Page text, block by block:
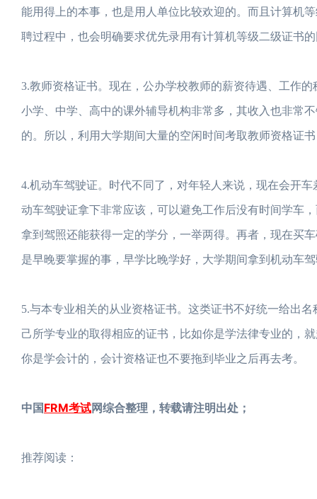
能用得上的本事，也是用人单位比较欢迎的。而且计算机
聘过程中，也会明确要求优先录用有计算机等级二级证书
3.教师资格证书。现在，公办学校教师的薪资待遇、工作
小学、中学、高中的课外辅导机构非常多，其收入也非常
的。所以，利用大学期间大量的空闲时间考取教师资格证
4.机动车驾驶证。时代不同了，对年轻人来说，现在会开
动车驾驶证拿下非常应该，可以避免工作后没有时间学车
拿到驾照还能获得一定的学分，一举两得。再者，现在买
是早晚要掌握的事，早学比晚学好，大学期间拿到机动车
5.与本专业相关的从业资格证书。这类证书不好统一给出
己所学专业的取得相应的证书，比如你是学法律专业的，
你是学会计的，会计资格证也不要拖到毕业之后再去考。
中国FRM考试网综合整理，转载请注明出处；
推荐阅读：